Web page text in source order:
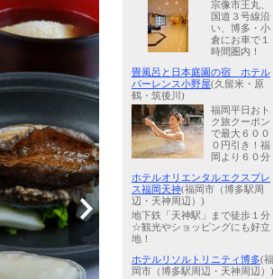
宗像市王丸、
国道３号線沿
い、博多・小
倉にお車で１
時間圏内！
畳風呂と日本庭園の宿 ホテル
パーレンス小野屋(久留米・原
鶴・筑後川)
福岡平日おト
ク旅クーポン
で最大６００
０円引き！福
岡より６０分
ホテルオリエンタルエクスプレ
ス福岡天神(福岡市（博多駅周
辺・天神周辺）)
地下鉄「天神駅」まで徒歩１分
☆観光やショッピングにも好立
地！
ホテルリソルトリニティ博多(福
岡市（博多駅周辺・天神周辺）)